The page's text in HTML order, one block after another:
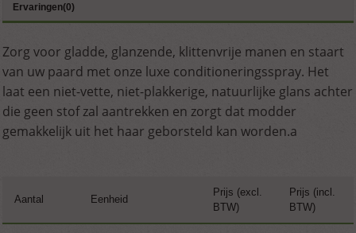
Ervaringen(0)
Zorg voor gladde, glanzende, klittenvrije manen en staart
van uw paard met onze luxe conditioneringsspray. Het
laat een niet-vette, niet-plakkerige, natuurlijke glans achter
die geen stof zal aantrekken en zorgt dat modder
gemakkelijk uit het haar geborsteld kan worden.a
Aantal Eenheid
Prijs (excl.
BTW)
Prijs (incl.
BTW)